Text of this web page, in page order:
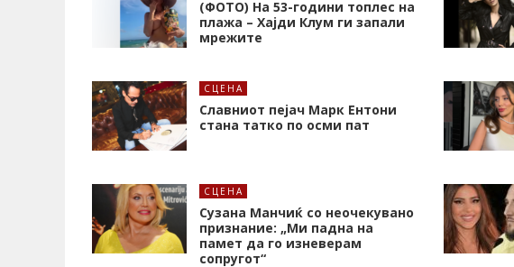
(ФОТО) На 53-години топлес на
плажа – Хајди Клум ги запали
мрежите
СЦЕНА
Славниот пејач Марк Ентони
стана татко по осми пат
СЦЕНА
Сузана Манчиќ со неочекувано
признание: „Ми падна на
памет да го изневерам
сопругот“